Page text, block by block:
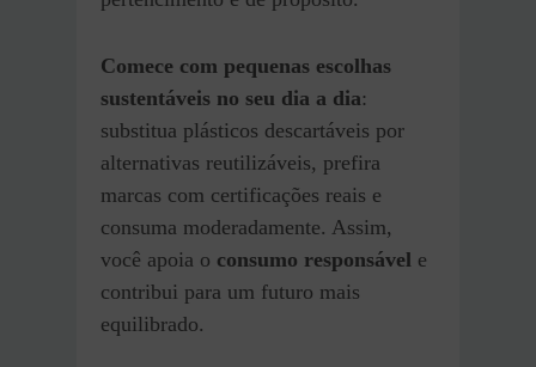
Comece com pequenas escolhas
sustentáveis no seu dia a dia:
substitua plásticos descartáveis por
alternativas reutilizáveis, prefira
marcas com certificações reais e
consuma moderadamente. Assim,
você apoia o consumo responsável e
contribui para um futuro mais
equilibrado.